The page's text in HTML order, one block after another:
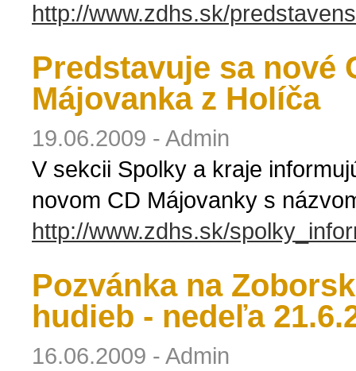
http://www.zdhs.sk/
Predstavuje sa nové
Májovanka z Holíča
19.06.2009 - Admin
V sekcii Spolky a kraje
novom CD Májovanky s
http://www.zdhs.sk/
Pozvánka na
hudieb - nedeľa
16.06.2009 - Admin